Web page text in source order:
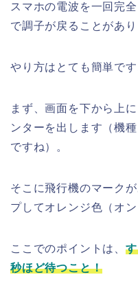
スマホの電波を一回完
で調子が戻ることがあり
やり方はとても簡単です
まず、画面を下から上
ンターを出します（機
ですね）。
そこに飛行機のマーク
プしてオレンジ色（オン
ここでのポイントは、
秒ほど待つこと！